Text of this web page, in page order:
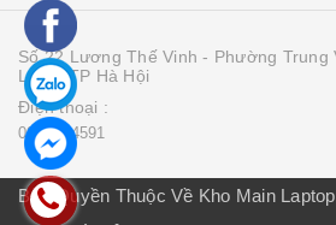
Số 22 Lương Thế Vinh - Phường Trung
Liên - TP Hà Hội
Điện thoại :
0988584591
Bản Quyền Thuộc Về Kho Main Laptop